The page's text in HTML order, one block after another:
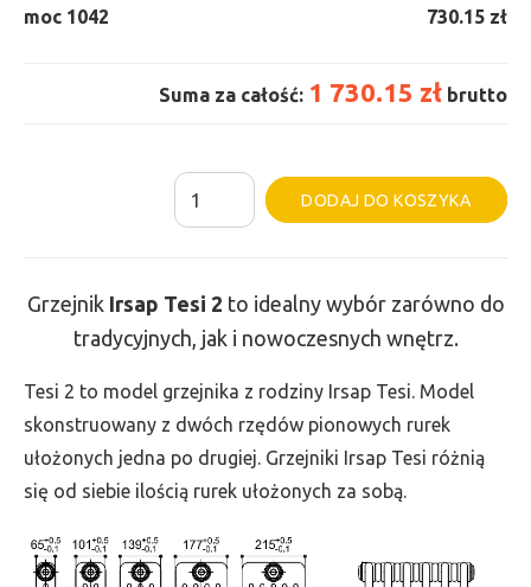
moc 1042
730.15 zł
Suma za całość: 1 730.15 zł brutto
ilość
Grzejnik
-
wys.
665,
szer.
990,
1042
DODAJ DO KOSZYKA
Grzejnik Irsap Tesi 2 to idealny wybór zarówno do
tradycyjnych, jak i nowoczesnych wnętrz.
Tesi 2 to model grzejnika z rodziny Irsap Tesi. Model
skonstruowany z dwóch rzędów pionowych rurek
ułożonych jedna po drugiej. Grzejniki Irsap Tesi różnią
się od siebie ilością rurek ułożonych za sobą.